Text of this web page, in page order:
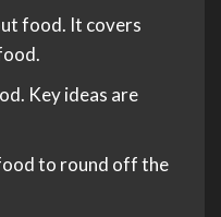
food. It covers
Key ideas are
to round off the